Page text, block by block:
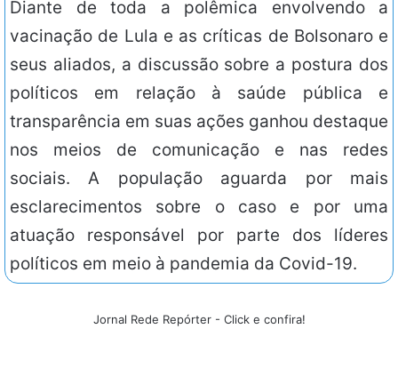
Diante de toda a polêmica envolvendo a
vacinação de Lula e as críticas de Bolsonaro e
seus aliados, a discussão sobre a postura dos
políticos em relação à saúde pública e
transparência em suas ações ganhou destaque
nos meios de comunicação e nas redes
sociais. A população aguarda por mais
esclarecimentos sobre o caso e por uma
atuação responsável por parte dos líderes
políticos em meio à pandemia da Covid-19.
Jornal Rede Repórter - Click e confira!